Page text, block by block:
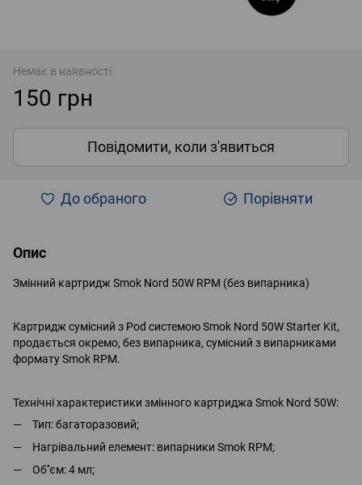
Немає в наявності
150 грн
Повідомити, коли з'явиться
До обраного Порівняти
Опис
Змінний картридж Smok Nord 50W RPM (без випарника)
Картридж сумісний з Pod системою Smok Nord 50W Starter Kit,
продається окремо, без випарника, сумісний з випарниками
формату Smok RPM.
Технічні характеристики змінного картриджа Smok Nord 50W:
Тип: багаторазовий;
Нагрівальний елемент: випарники Smok RPM;
Об''єм: 4 мл;